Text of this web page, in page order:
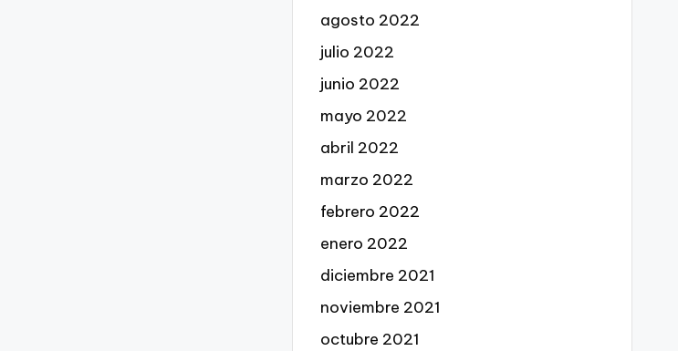
agosto 2022
julio 2022
junio 2022
mayo 2022
abril 2022
marzo 2022
febrero 2022
enero 2022
diciembre 2021
noviembre 2021
octubre 2021